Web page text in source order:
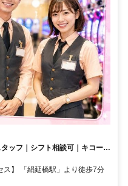
ッフ｜シフト相談可｜キコーナ
ス】 「絹延橋駅」より徒歩7分